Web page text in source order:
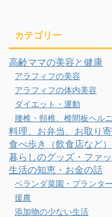
カテゴリー
高齢ママの美容と健康
アラフィフの美容
アラフィフの体内美容
ダイエット・運動
腰椎・頸椎、椎間板ヘル
料理、お弁当、お取り
食べ歩き（飲食店など）
暮らしのグッズ・ファ
生活の知恵・お金の話
ベランダ菜園・プランタ
援農
添加物の少ない生活